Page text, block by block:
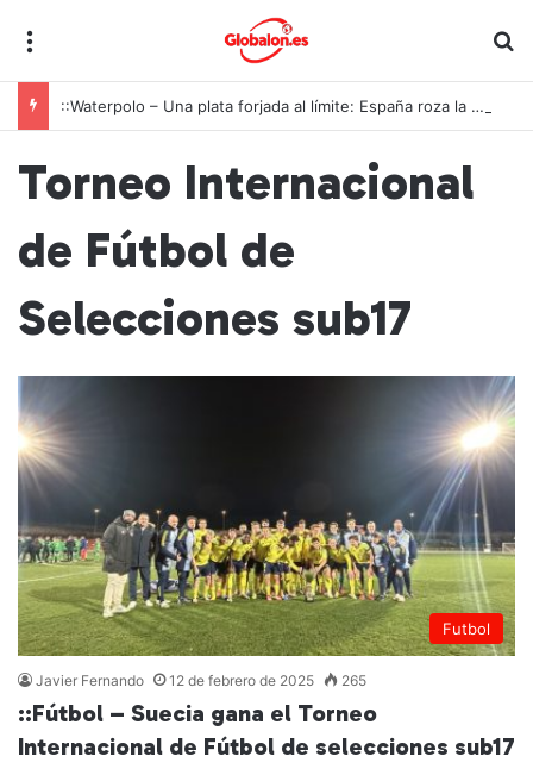
::Waterpolo – Una plata forjada al límite: España roza la cima europea en una final interminable
Torneo Internacional
de Fútbol de
Selecciones sub17
Futbol
Javier Fernando 12 de febrero de 2025 265
::Fútbol – Suecia gana el Torneo
Internacional de Fútbol de selecciones sub17